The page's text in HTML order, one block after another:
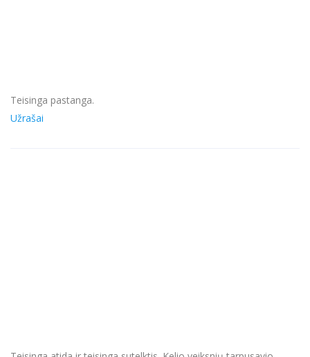
Teisinga pastanga.
Užrašai